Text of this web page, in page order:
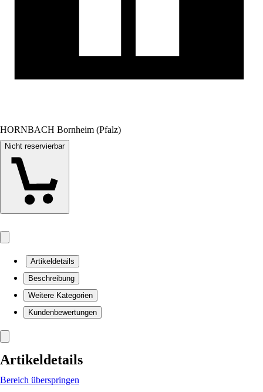
HORNBACH Bornheim (Pfalz)
Nicht reservierbar
Artikeldetails
Beschreibung
Weitere Kategorien
Kundenbewertungen
Artikeldetails
Bereich überspringen